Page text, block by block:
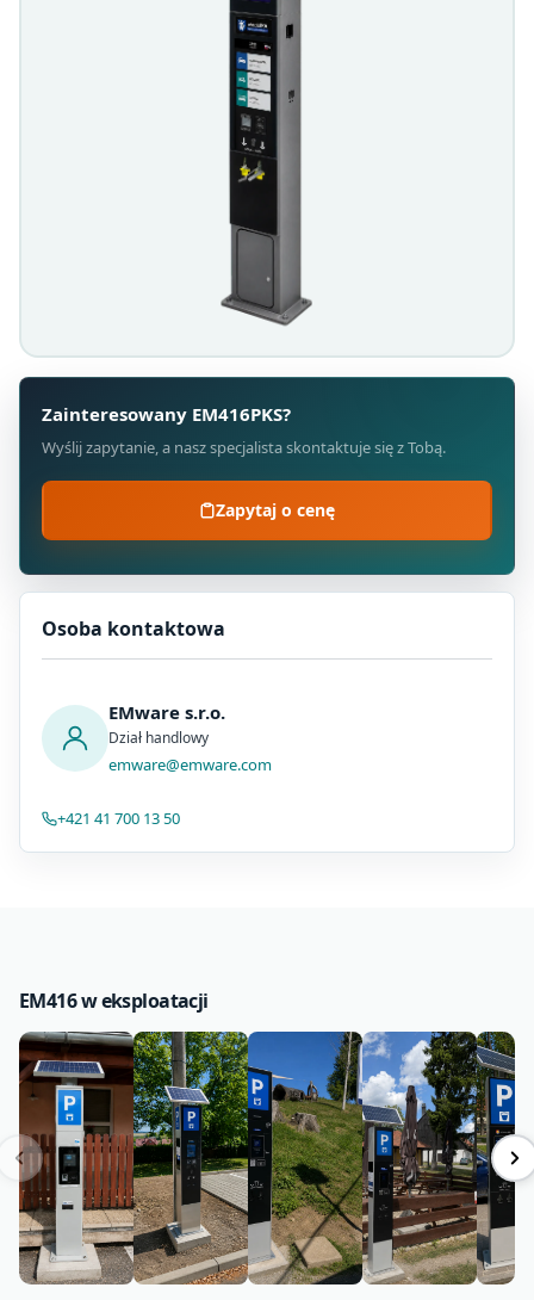
Zainteresowany EM416PKS?
Wyślij zapytanie, a nasz specjalista skontaktuje się z Tobą.
Zapytaj o cenę
Osoba kontaktowa
EMware s.r.o.
Dział handlowy
emware@emware.com
+421 41 700 13 50
EM416 w eksploatacji